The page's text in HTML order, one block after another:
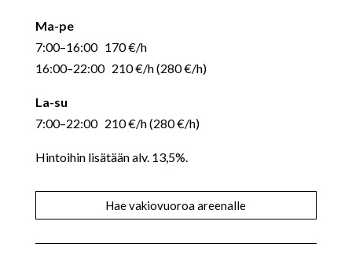
Ma-pe
7:00–16:00 170 €/h
16:00–22:00 210 €/h (280 €/h)
La-su
7:00–22:00 210 €/h (280 €/h)
Hintoihin lisätään alv. 13,5%.
Hae vakiovuoroa areenalle